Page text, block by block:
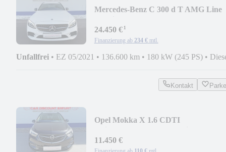
Mercedes-Benz C 300 d T AMG Line
24.450 €¹
Finanzierung ab 234 € mtl.
Unfallfrei • EZ 05/2021 • 136.600 km • 180 kW (245 PS) •
Kontakt
Opel Mokka X 1.6 CDTI
11.450 €